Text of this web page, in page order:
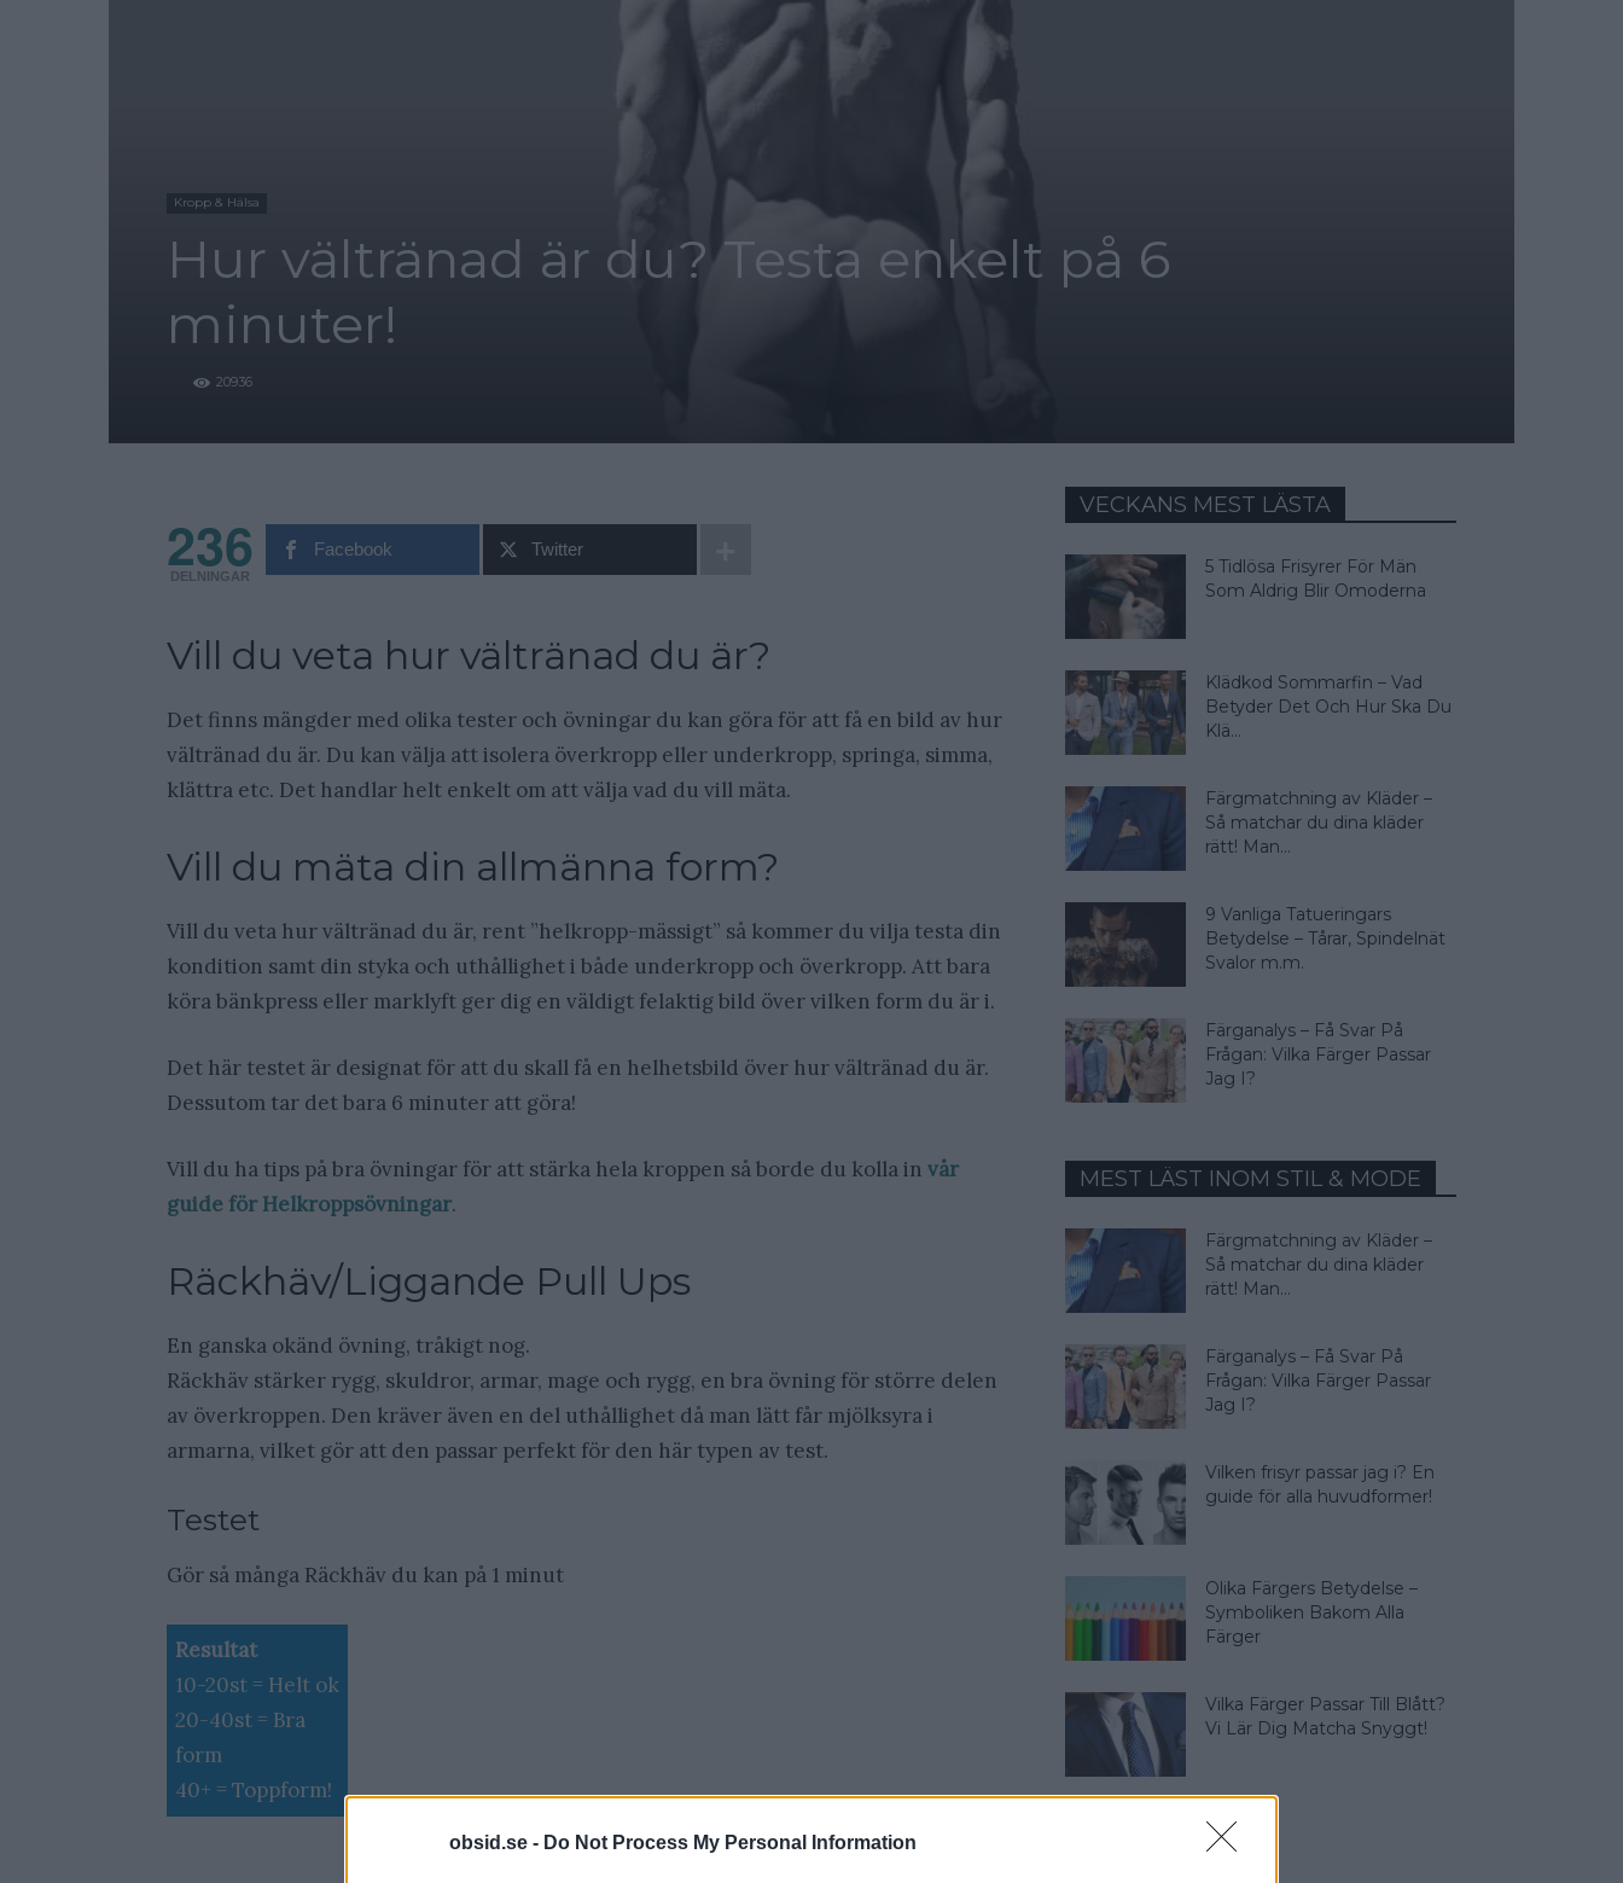
obsid.se - Do Not Process My Personal Information
Kropp & Hälsa
Hur vältränad är du? Testa enkelt på 6
minuter!
20936
236
DELNINGAR
Facebook Twitter
Vill du veta hur vältränad du är?
Det finns mängder med olika tester och övningar du kan göra för att få en bild av hur
vältränad du är. Du kan välja att isolera överkropp eller underkropp, springa, simma,
klättra etc. Det handlar helt enkelt om att välja vad du vill mäta.
Vill du mäta din allmänna form?
Vill du veta hur vältränad du är, rent ”helkropp-mässigt” så kommer du vilja testa din
kondition samt din styka och uthållighet i både underkropp och överkropp. Att bara
köra bänkpress eller marklyft ger dig en väldigt felaktig bild över vilken form du är i.
Det här testet är designat för att du skall få en helhetsbild över hur vältränad du är.
Dessutom tar det bara 6 minuter att göra!
Vill du ha tips på bra övningar för att stärka hela kroppen så borde du kolla in vår
guide för Helkroppsövningar.
Räckhäv/Liggande Pull Ups
En ganska okänd övning, tråkigt nog.
Räckhäv stärker rygg, skuldror, armar, mage och rygg, en bra övning för större delen
av överkroppen. Den kräver även en del uthållighet då man lätt får mjölksyra i
armarna, vilket gör att den passar perfekt för den här typen av test.
Testet
Gör så många Räckhäv du kan på 1 minut
Resultat
10-20st = Helt ok
20-40st = Bra
form
40+ = Toppform!
VECKANS MEST LÄSTA
5 Tidlösa Frisyrer För Män
Som Aldrig Blir Omoderna
Klädkod Sommarfin – Vad
Betyder Det Och Hur Ska Du
Klä...
Färgmatchning av Kläder –
Så matchar du dina kläder
rätt! Man...
9 Vanliga Tatueringars
Betydelse – Tårar, Spindelnät
Svalor m.m.
Färganalys – Få Svar På
Frågan: Vilka Färger Passar
Jag I?
MEST LÄST INOM STIL & MODE
Färgmatchning av Kläder –
Så matchar du dina kläder
rätt! Man...
Färganalys – Få Svar På
Frågan: Vilka Färger Passar
Jag I?
Vilken frisyr passar jag i? En
guide för alla huvudformer!
Olika Färgers Betydelse –
Symboliken Bakom Alla
Färger
Vilka Färger Passar Till Blått?
Vi Lär Dig Matcha Snyggt!